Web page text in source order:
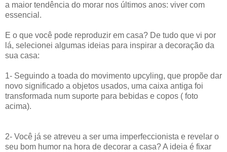
a maior tendência do morar nos últimos anos: viver com
essencial.
E o que você pode reproduzir em casa? De tudo que vi por
lá, selecionei algumas ideias para inspirar a decoração da
sua casa:
1- Seguindo a toada do movimento upcyling, que propõe dar
novo significado a objetos usados, uma caixa antiga foi
transformada num suporte para bebidas e copos ( foto
acima).
2- Você já se atreveu a ser uma imperfeccionista e revelar o
seu bom humor na hora de decorar a casa? A ideia é fixar